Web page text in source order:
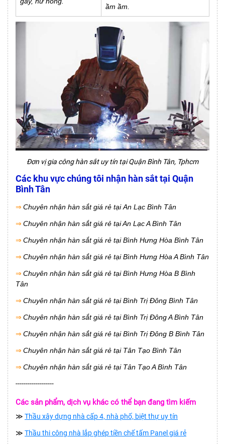
ầm ầm.
Đơn vị gia công hàn sắt uy tín tại Quận Bình Tân, Tphcm
Các khu vực chúng tôi nhận hàn sắt tại Quận
Bình Tân
⇒ Chuyên nhận hàn sắt giá rẻ tại An Lạc Bình Tân
⇒ Chuyên nhận hàn sắt giá rẻ tại An Lạc A Bình Tân
⇒ Chuyên nhận hàn sắt giá rẻ tại Bình Hưng Hòa Bình Tân
⇒ Chuyên nhận hàn sắt giá rẻ tại Bình Hưng Hòa A Bình Tân
⇒ Chuyên nhận hàn sắt giá rẻ tại Bình Hưng Hòa B Bình
Tân
⇒ Chuyên nhận hàn sắt giá rẻ tại Bình Trị Đông Bình Tân
⇒ Chuyên nhận hàn sắt giá rẻ tại Bình Trị Đông A Bình Tân
⇒ Chuyên nhận hàn sắt giá rẻ tại Bình Trị Đông B Bình Tân
⇒ Chuyên nhận hàn sắt giá rẻ tại Tân Tạo Bình Tân
⇒ Chuyên nhận hàn sắt giá rẻ tại Tân Tạo A Bình Tân
-------------------
Các sản phẩm, dịch vụ khác có thể bạn đang tìm kiếm
≫ Thầu xây dựng nhà cấp 4, nhà phố, biệt thự uy tín
≫ Thầu thi công nhà lắp ghép tiền chế tấm Panel giá rẻ